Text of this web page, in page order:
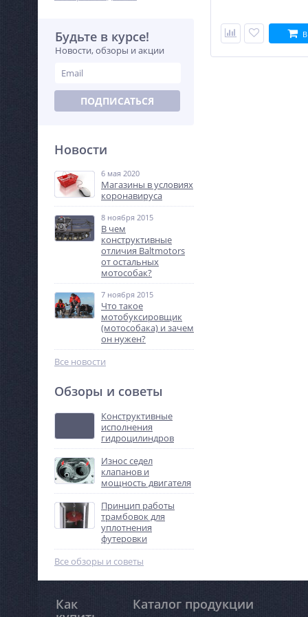
Будьте в курсе!
Новости, обзоры и акции
ПОДПИСАТЬСЯ
Новости
6 мая 2020
Магазины в условиях
коронавируса
8 ноября 2015
В чем
конструктивные
отличия Baltmotors
от остальных
мотособак?
7 ноября 2015
Что такое
мотобуксировщик
(мотособака) и зачем
он нужен?
Все новости
Обзоры и советы
Конструктивные
исполнения
гидроцилиндров
Износ седел
клапанов и
мощность двигателя
Принцип работы
трамбовок для
уплотнения
футеровки
Все обзоры и советы
Как Каталог продукции